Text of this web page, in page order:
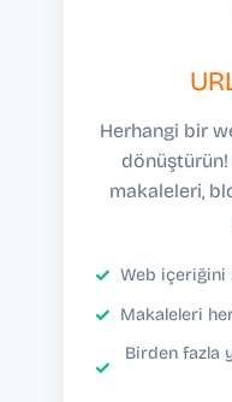
Herhangi bir
makaleleri,
Web içeriğini
Makaleleri
Birden fazla